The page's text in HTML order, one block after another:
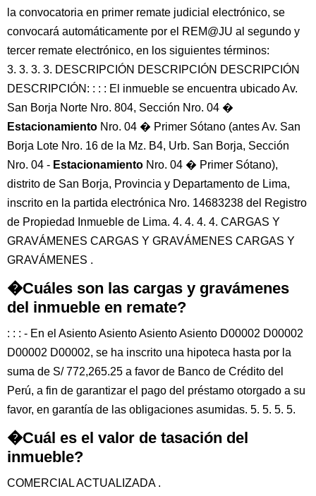
la convocatoria en primer remate judicial electrónico, se
convocará automáticamente por el REM@JU al segundo y
tercer remate electrónico, en los siguientes términos:
3. 3. 3. 3. DESCRIPCIÓN DESCRIPCIÓN DESCRIPCIÓN
DESCRIPCIÓN: : : : El inmueble se encuentra ubicado Av.
San Borja Norte Nro. 804, Sección Nro. 04 �
Estacionamiento Nro. 04 � Primer Sótano (antes Av. San
Borja Lote Nro. 16 de la Mz. B4, Urb. San Borja, Sección
Nro. 04 - Estacionamiento Nro. 04 � Primer Sótano),
distrito de San Borja, Provincia y Departamento de Lima,
inscrito en la partida electrónica Nro. 14683238 del Registro
de Propiedad Inmueble de Lima. 4. 4. 4. 4. CARGAS Y
GRAVÁMENES CARGAS Y GRAVÁMENES CARGAS Y
GRAVÁMENES .
�Cuáles son las cargas y gravámenes
del inmueble en remate?
: : : - En el Asiento Asiento Asiento Asiento D00002 D00002
D00002 D00002, se ha inscrito una hipoteca hasta por la
suma de S/ 772,265.25 a favor de Banco de Crédito del
Perú, a fin de garantizar el pago del préstamo otorgado a su
favor, en garantía de las obligaciones asumidas. 5. 5. 5. 5.
�Cuál es el valor de tasación del
inmueble?
COMERCIAL ACTUALIZADA .